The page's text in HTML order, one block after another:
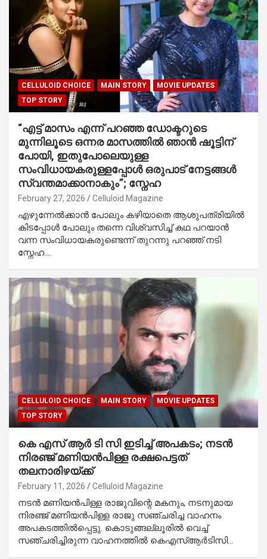
CELLULOID CHOICE MAIN STORY
MOVIE UPDATES
TOP STORY
“എട്ട് മാസം എന്ന് പറഞ്ഞ ഡോക്ടറുടെ
മുന്നിലൂടെ ഒന്നര മാസത്തില്‍ ഞാന്‍ ഷൂട്ടിന്
പോയി, ഇതുപോലെയുള്ള
സംവിധായകരുള്ളപ്പോൾ ഒരുപാട് നേട്ടങ്ങള്‍
സ്വന്തമാക്കാനാകും”; സ്നേഹ
February 27, 2026 Celluloid Magazine
എഴുന്നേൽക്കാൻ പോലും കഴിയാതെ ആശുപത്രിയിൽ
കിടപ്പോൾ പോലും തന്നെ വിശ്വസിച്ച് കഥ പറയാൻ
വന്ന സംവിധായകരുണ്ടെന്ന് തുറന്നു പറഞ്ഞ് നടി
സ്നേഹ.…
CELLULOID CHOICE MAIN STORY
MOVIE UPDATES
TOP STORY
കെ എസ് ആർ ടി സി ഇടിച്ച് അപകടം; നടൻ
നിരഞ്ജ് മണിയൻപിള്ള രക്ഷപെട്ടത്
തലനാരിഴയ്ക്ക്
February 11, 2026 Celluloid Magazine
നടൻ മണിയൻപിള്ള രാജുവിന്റെ മകനും, നടനുമായ
നിരഞ്ജ് മണിയൻപിള്ള രാജു സഞ്ചരിച്ച വാഹനം
അപകടത്തിൽപ്പെട്ടു. കൊടുങ്ങല്ലൂരിൽ വെച്ച്
സഞ്ചരിച്ചിരുന്ന വാഹനത്തിൽ കെഎസ്ആർടിസി…